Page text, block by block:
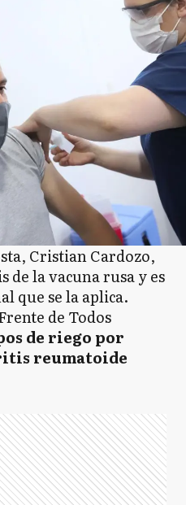
Cristian Cardozo,
de la vacuna rusa y es
que se la aplica.
de Todos
de riego por
reumatoide